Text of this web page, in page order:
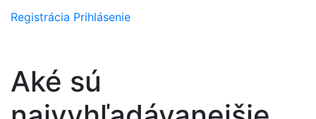
Registrácia Prihlásenie
Aké sú